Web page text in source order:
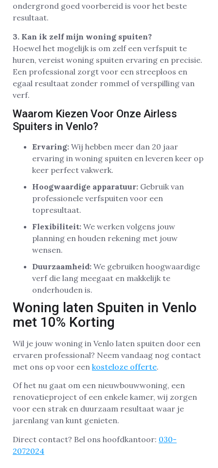
ondergrond goed voorbereid is voor het beste
resultaat.
3. Kan ik zelf mijn woning spuiten?
Hoewel het mogelijk is om zelf een verfspuit te
huren, vereist woning spuiten ervaring en precisie.
Een professional zorgt voor een streeploos en
egaal resultaat zonder rommel of verspilling van
verf.
Waarom Kiezen Voor Onze Airless
Spuiters in Venlo?
Ervaring: Wij hebben meer dan 20 jaar
ervaring in woning spuiten en leveren keer op
keer perfect vakwerk.
Hoogwaardige apparatuur: Gebruik van
professionele verfspuiten voor een
topresultaat.
Flexibiliteit: We werken volgens jouw
planning en houden rekening met jouw
wensen.
Duurzaamheid: We gebruiken hoogwaardige
verf die lang meegaat en makkelijk te
onderhouden is.
Woning laten Spuiten in Venlo
met 10% Korting
Wil je jouw woning in Venlo laten spuiten door een
ervaren professional? Neem vandaag nog contact
met ons op voor een kosteloze offerte.
Of het nu gaat om een nieuwbouwwoning, een
renovatieproject of een enkele kamer, wij zorgen
voor een strak en duurzaam resultaat waar je
jarenlang van kunt genieten.
Direct contact? Bel ons hoofdkantoor: 030-
2072024